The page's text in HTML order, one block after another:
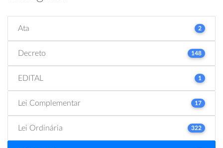
Ata 2
Decreto 148
EDITAL 1
Lei Complementar 17
Lei Ordinária 322